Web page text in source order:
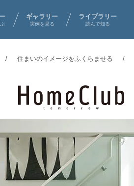
ギャラリー
実例を見る
ライブラリー
読んで知る
住まいのイメージをふくらませる